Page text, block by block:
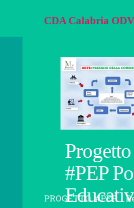
CDA Calabria ODV
Progetto
#PEP
PROGETTO #PEP